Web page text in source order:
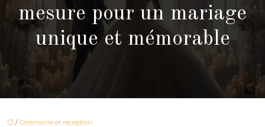
mesure pour un mariage
unique et mémorable
/ Cérémonie et réception